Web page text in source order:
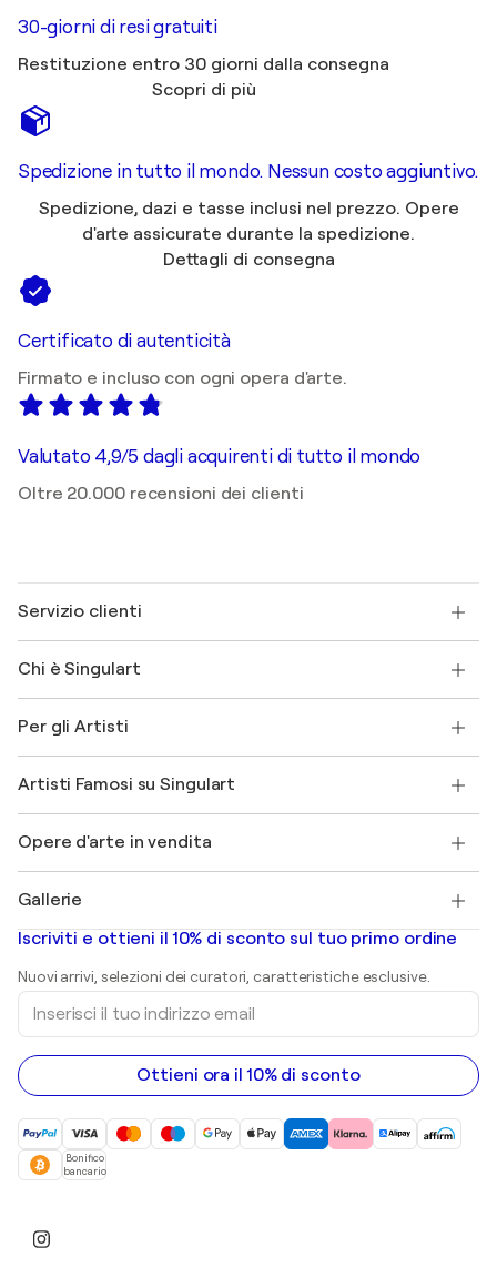
30-giorni di resi gratuiti
Restituzione entro 30 giorni dalla consegna
Scopri di più
Spedizione in tutto il mondo. Nessun costo aggiuntivo.
Spedizione, dazi e tasse inclusi nel prezzo. Opere
d'arte assicurate durante la spedizione.
Dettagli di consegna
Certificato di autenticità
Firmato e incluso con ogni opera d'arte.
Valutato 4,9/5 dagli acquirenti di tutto il mondo
Oltre 20.000 recensioni dei clienti
Servizio clienti
Spedizione
Offri una carta regalo
Partecipa al nostro programma commerciale
Il mio account
Protezione acquirente
+39 694500608
Chi è Singulart
FAQ
Magazine di Singulart
Lavori
Scopri arte originale selezionata
Per gli Artisti
Accedi come Artista
Artisti Famosi su Singulart
Marc Chagall
Banksy
Mr. Brainwash
Shepard Fairey
Opere d'arte in vendita
Quadri astratti in vendita
Dipinti di paesaggi
sculture
Dipinti acrilici
Gallerie
Gallerie d’arte in Italia
Iscriviti e ottieni il 10% di sconto sul tuo primo ordine
Nuovi arrivi, selezioni dei curatori, caratteristiche esclusive.
Inserisci
tuo
indirizzo
email
Ottieni ora il 10% di sconto
Bonifico
bancario